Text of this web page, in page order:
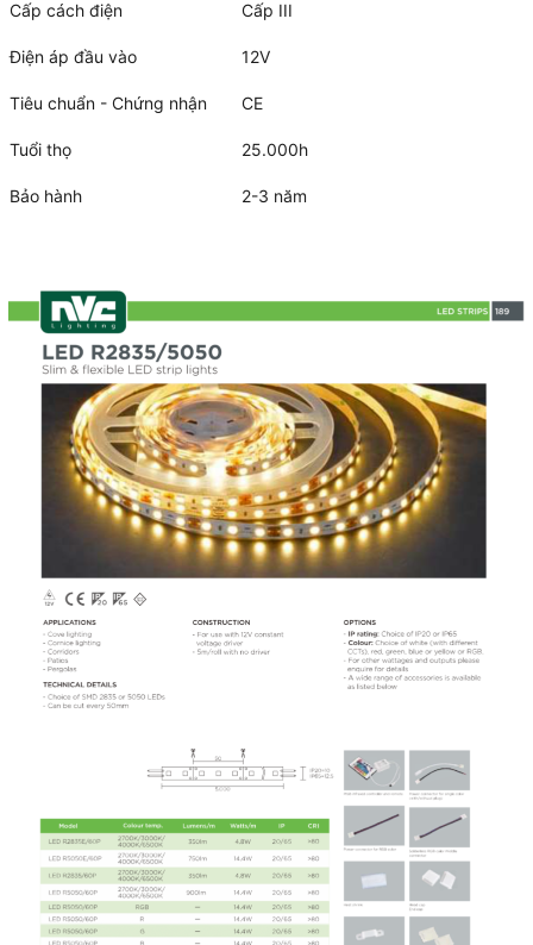
Cấp cách điện Cấp III
Điện áp đầu vào 12V
Tiêu chuẩn - Chứng nhận CE
Tuổi thọ 25.000h
Bảo hành 2-3 năm